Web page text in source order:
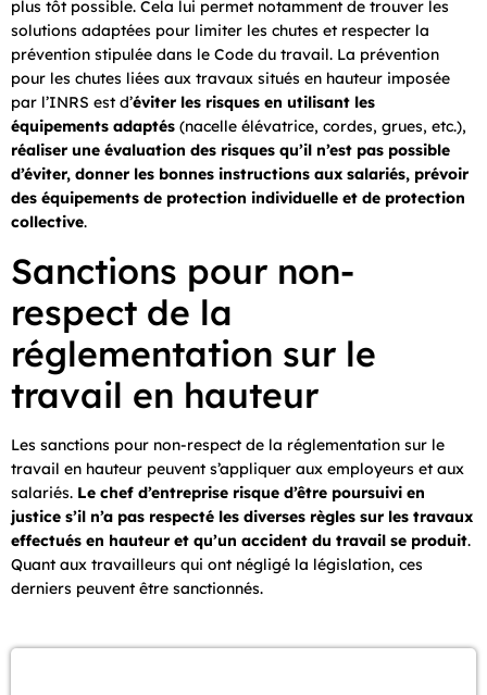
plus tôt possible. Cela lui permet notamment de trouver les
solutions adaptées pour limiter les chutes et respecter la
prévention stipulée dans le Code du travail. La prévention
pour les chutes liées aux travaux situés en hauteur imposée
par l’INRS est d’éviter les risques en utilisant les
équipements adaptés (nacelle élévatrice, cordes, grues, etc.),
réaliser une évaluation des risques qu’il n’est pas possible
d’éviter, donner les bonnes instructions aux salariés, prévoir
des équipements de protection individuelle et de protection
collective.
Sanctions pour non-
respect de la
réglementation sur le
travail en hauteur
Les sanctions pour non-respect de la réglementation sur le
travail en hauteur peuvent s’appliquer aux employeurs et aux
salariés. Le chef d’entreprise risque d’être poursuivi en
justice s’il n’a pas respecté les diverses règles sur les travaux
effectués en hauteur et qu’un accident du travail se produit.
Quant aux travailleurs qui ont négligé la législation, ces
derniers peuvent être sanctionnés.